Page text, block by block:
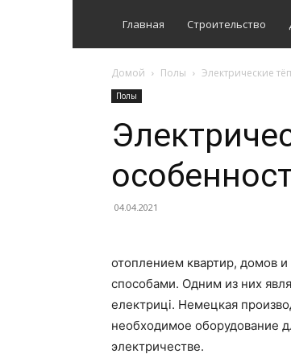
Главная Строительство
Домой Полы Электрические
Полы
04.04.2021
отоплением квартир, домов
способами. Одним из них
електриці. Немецкая
необходимое оборудование
электричестве.